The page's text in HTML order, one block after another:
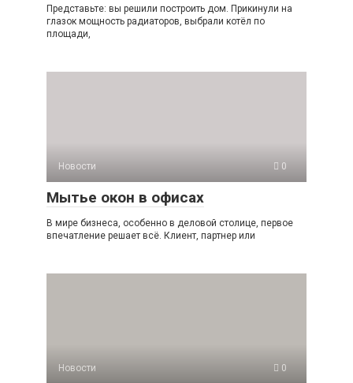
Представьте: вы решили построить дом. Прикинули на
глазок мощность радиаторов, выбрали котёл по
площади,
Новости 0
Мытье окон в офисах
В мире бизнеса, особенно в деловой столице, первое
впечатление решает всё. Клиент, партнер или
Новости 0